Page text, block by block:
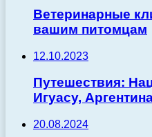
Ветеринарные
вашим питомцам
12.10.2023
Путешествия:
Игуасу,
20.08.2024